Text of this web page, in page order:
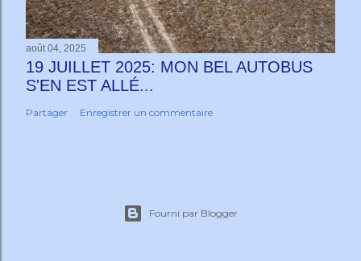
août 04, 2025
19 JUILLET 2025: MON BEL AUTOBUS
S'EN EST ALLÉ...
Partager Enregistrer un commentaire
Fourni par Blogger